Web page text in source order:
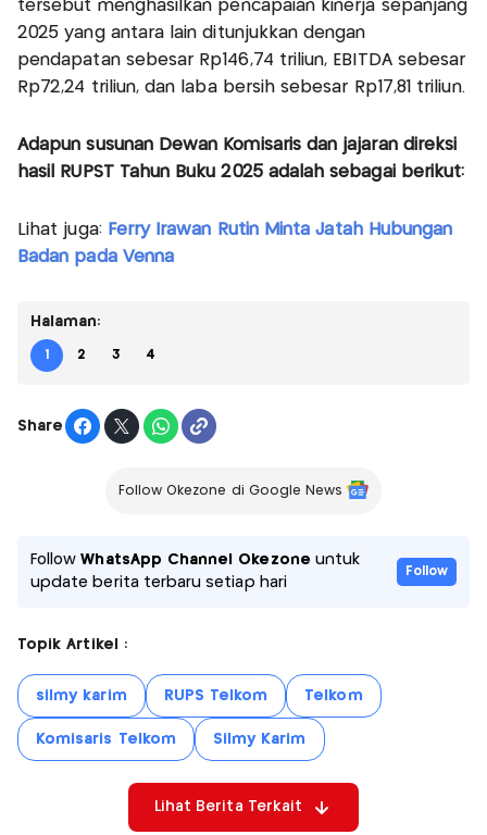
tersebut menghasilkan pencapaian kinerja sepanjang
2025 yang antara lain ditunjukkan dengan
pendapatan sebesar Rp146,74 triliun, EBITDA sebesar
Rp72,24 triliun, dan laba bersih sebesar Rp17,81 triliun.
Adapun susunan Dewan Komisaris dan jajaran direksi
hasil RUPST Tahun Buku 2025 adalah sebagai berikut:
Lihat juga: Ferry Irawan Rutin Minta Jatah Hubungan
Badan pada Venna
Halaman:
1 2 3 4
Share
Follow Okezone di Google News
FollowWhatsApp Channel Okezone untuk
update berita terbaru setiap hari
Follow
Topik Artikel :
silmy karim RUPS Telkom Telkom
Komisaris Telkom Silmy Karim
Lihat Berita Terkait